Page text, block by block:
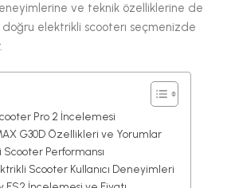
ve teknik özelliklerine de
elektrikli scooterı seçmenizde
Pro 2 İncelemesi
G30D Özellikleri ve Yorumlar
Scooter Performansı
Scooter Kullanıcı Deneyimleri